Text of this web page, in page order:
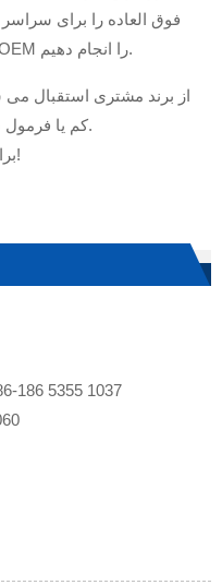
فوق العاده را برای سراسر
سراسر جهان عرضه کنیم و همچنین OEM را انجام دهیم.
از برند مشتری استقبال می
کم یا فرمول شما را به عنوان نیاز شما انجام دهیم.
برای بازدید از کارخانه ی ما خوش آمدید!
186 5355 1037